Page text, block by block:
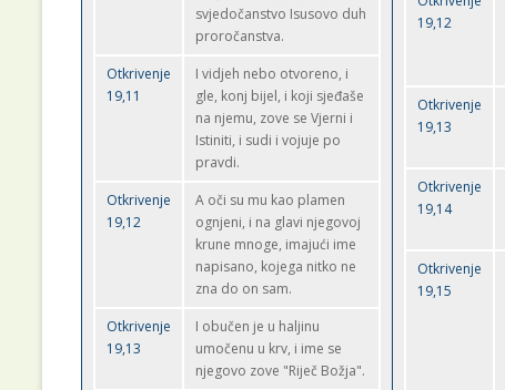
svjedočanstvo Isusovo duh
proročanstva.
Otkrivenje
19,11
I vidjeh nebo otvoreno, i
gle, konj bijel, i koji sjeđaše
na njemu, zove se Vjerni i
Istiniti, i sudi i vojuje po
pravdi.
Otkrivenje
19,12
A oči su mu kao plamen
ognjeni, i na glavi njegovoj
krune mnoge, imajući ime
napisano, kojega nitko ne
zna do on sam.
Otkrivenje
19,13
I obučen je u haljinu
umočenu u krv, i ime se
njegovo zove "Riječ Božja".
19,12
Otkrivenje
19,13
Otkrivenje
19,14
Otkrivenje
19,15